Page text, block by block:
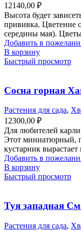
12140,00 ₽
Высота будет
прививка. Цветение
середины мая).
Добавить в
В корзину
Быстрый просмотр
Сосна горная
Растения для сада,
12300,00 ₽
Для любителей
Этот миниатюрный,
кустарник
Добавить в
В корзину
Быстрый просмотр
Туя западная
Растения для сада,